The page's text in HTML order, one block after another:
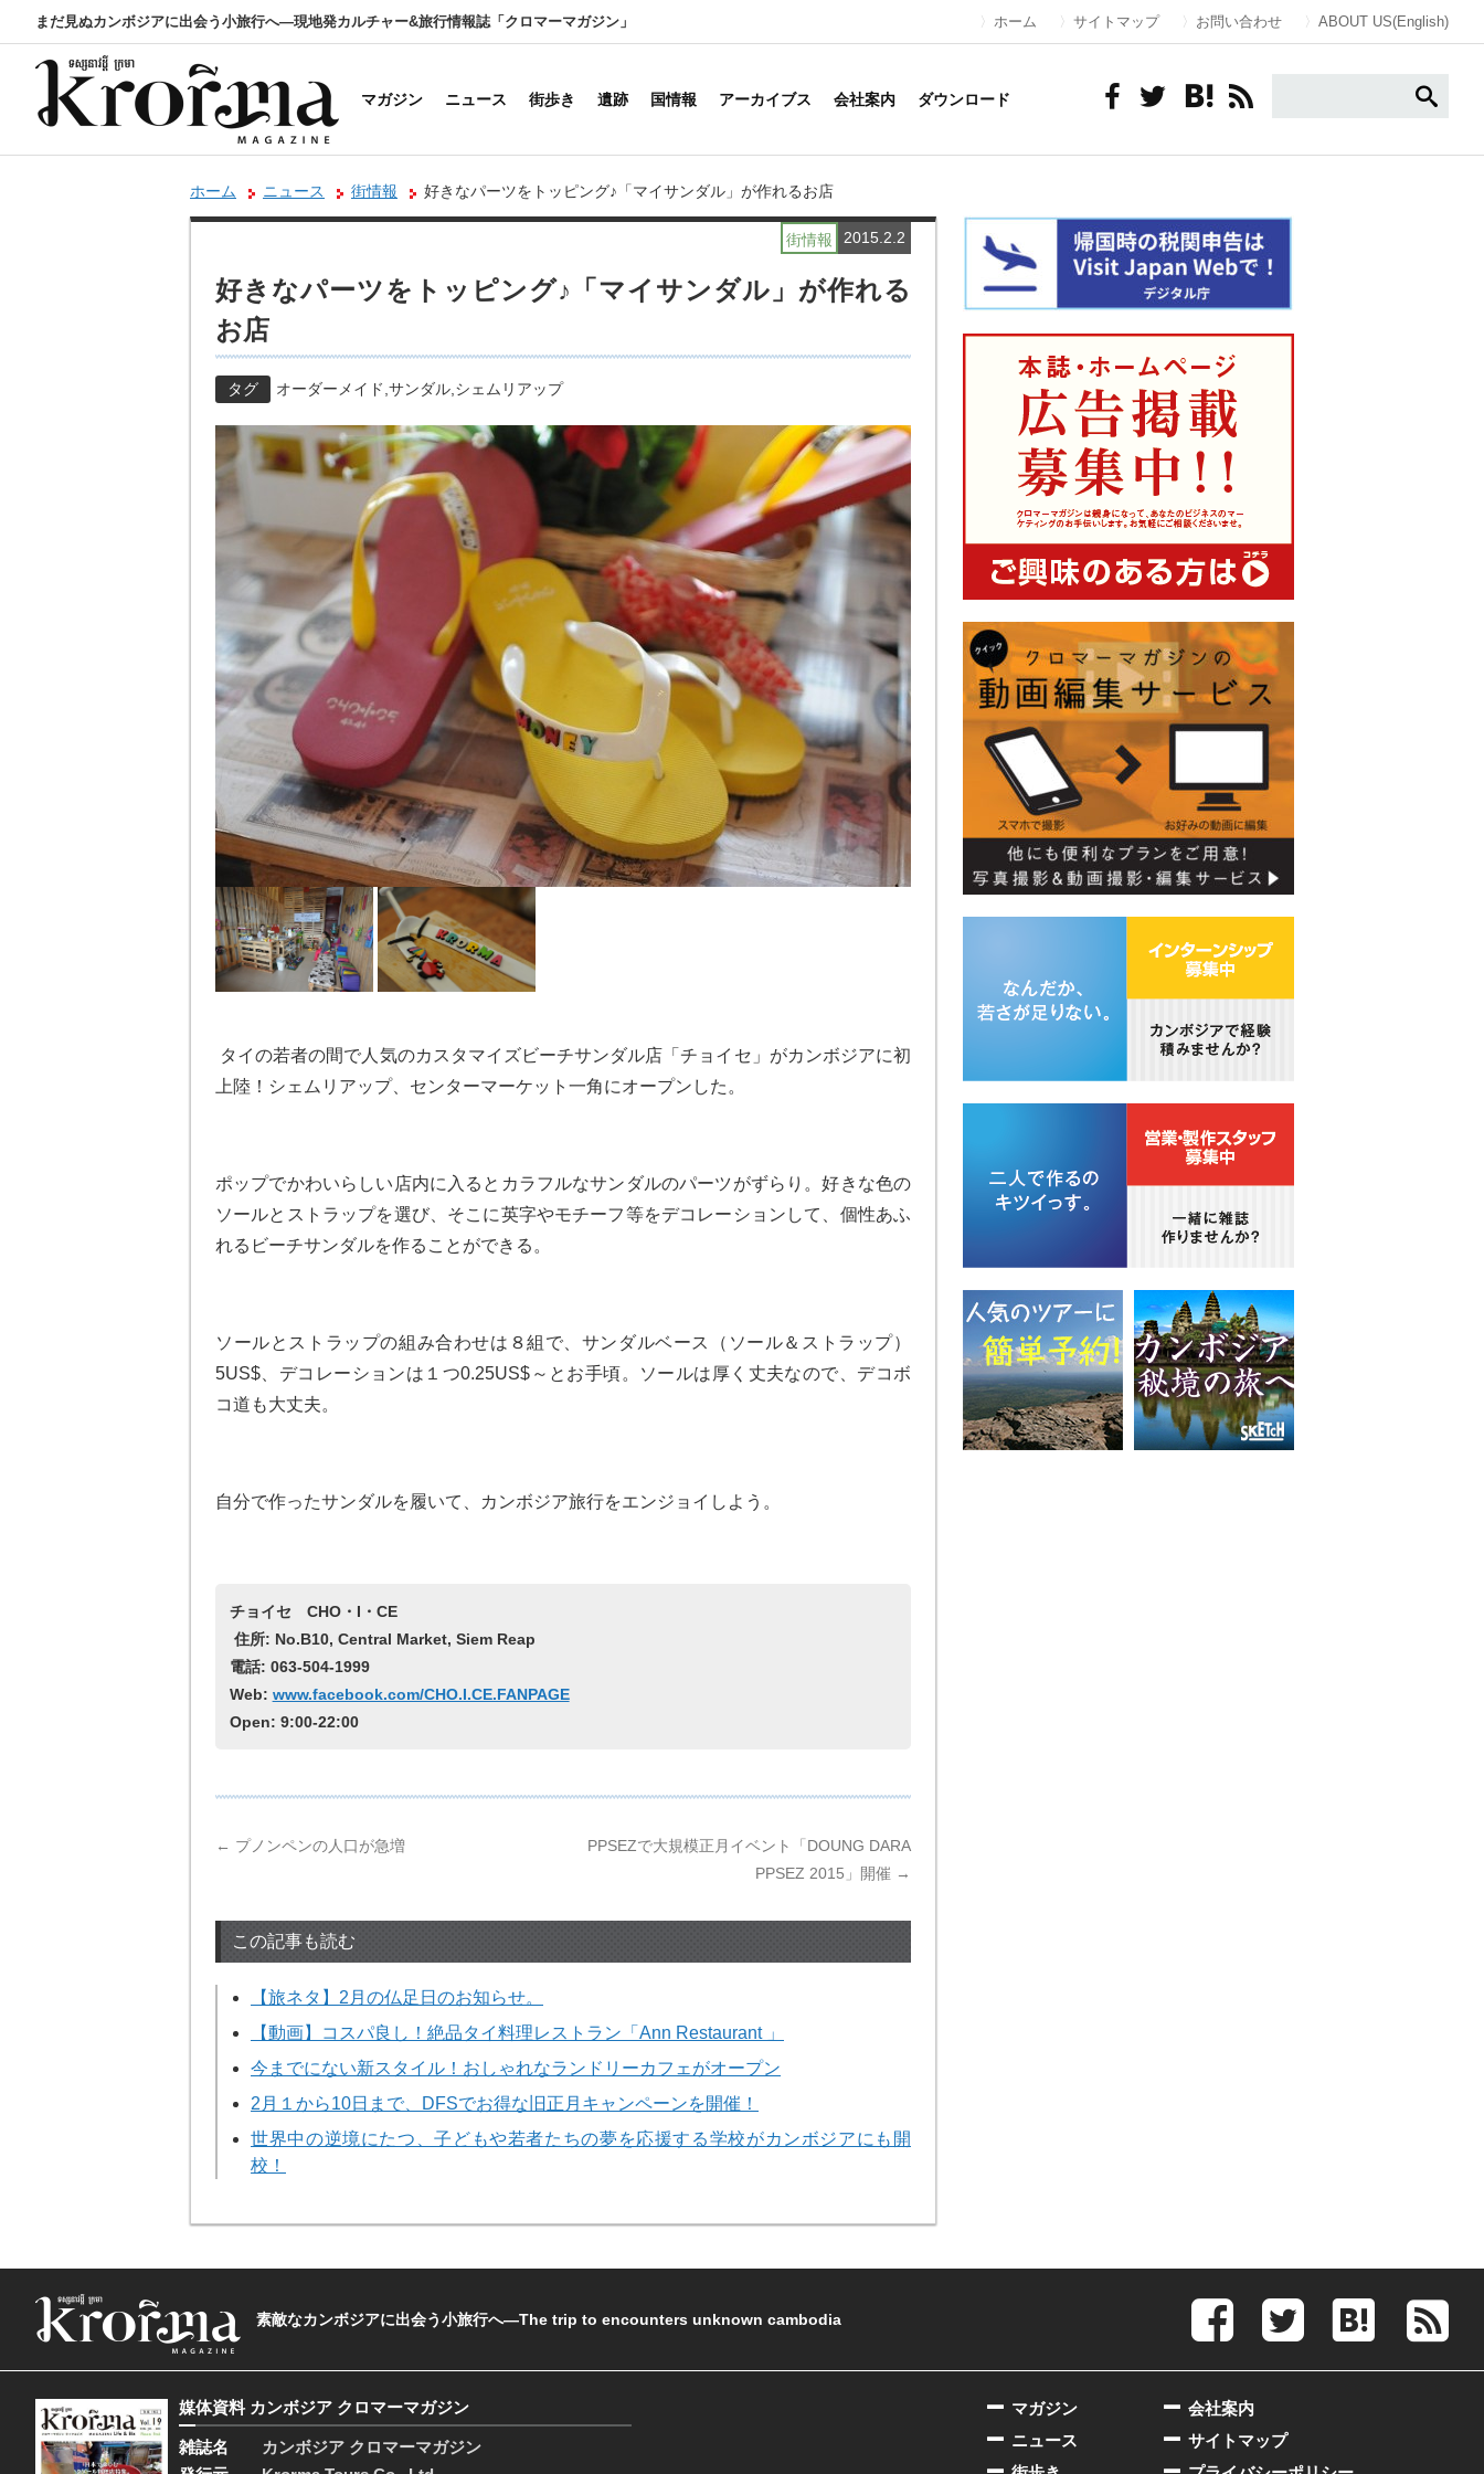
まだ見ぬカンボジアに出会う小旅行へ―現地発カルチャー&旅行情報誌「クロマーマガジン」 ホーム サイトマップ お問い合わせ ABOUT US(English)
マガジン ニュース 街歩き 遺跡 国情報 アーカイブス 会社案内 ダウンロード
ホーム ニュース 街情報 好きなパーツをトッピング♪「マイサンダル」が作れるお店
2015.2.2
街情報
好きなパーツをトッピング♪「マイサンダル」が作れる
お店
タグ オーダーメイド サンダル シェムリアップ
タイの若者の間で人気のカスタマイズビーチサンダル店「チョイセ」がカンボジアに初
上陸！シェムリアップ、センターマーケット一角にオープンした。
ポップでかわいらしい店内に入るとカラフルなサンダルのパーツがずらり。好きな色の
ソールとストラップを選び、そこに英字やモチーフ等をデコレーションして、個性あふ
れるビーチサンダルを作ることができる。
ソールとストラップの組み合わせは８組で、サンダルベース（ソール＆ストラップ）
5US$、デコレーションは１つ0.25US$～とお手頃。ソールは厚く丈夫なので、デコボ
コ道も大丈夫。
自分で作ったサンダルを履いて、カンボジア旅行をエンジョイしよう。
チョイセ CHO・I・CE
住所: No.B10, Central Market, Siem Reap
電話: 063-504-1999
Web: www.facebook.com/CHO.I.CE.FANPAGE
Open: 9:00-22:00
← プノンペンの人口が急増
PPSEZで大規模正月イベント「DOUNG DARA
PPSEZ 2015」開催 →
この記事も読む
【旅ネタ】2月の仏足日のお知らせ。
【動画】コスパ良し！絶品タイ料理レストラン「Ann Restaurant 」
今までにない新スタイル！おしゃれなランドリーカフェがオープン
2月１から10日まで、DFSでお得な旧正月キャンペーンを開催！
世界中の逆境にたつ、子どもや若者たちの夢を応援する学校がカンボジアにも開
校！
素敵なカンボジアに出会う小旅行へ―The trip to encounters unknown cambodia
媒体資料 カンボジア クロマーマガジン
雑誌名
カンボジア クロマーマガジン
会社案内
サイトマップ
マガジン
ニュース